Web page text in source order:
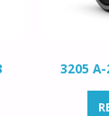
3205